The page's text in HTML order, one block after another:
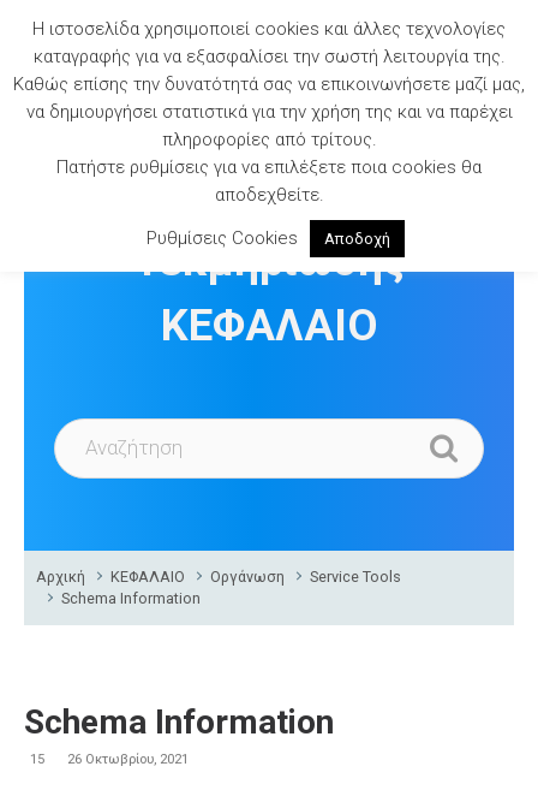
content
Βιβλιοθήκη
Τεκμηρίωσης
ΚΕΦΑΛΑΙΟ
Αρχική ΚΕΦΑΛΑΙΟ Οργάνωση
Service Tools
Schema Information
Schema Information
15 26 Οκτωβρίου, 2021
Η ιστοσελίδα χρησιμοποιεί cookies και άλλες τεχνολογίες
καταγραφής για να εξασφαλίσει την σωστή λειτουργία της.
Καθώς επίσης την δυνατότητά σας να επικοινωνήσετε μαζί μας,
να δημιουργήσει στατιστικά για την χρήση της και να παρέχει
πληροφορίες από τρίτους.
Πατήστε ρυθμίσεις για να επιλέξετε ποια cookies θα
αποδεχθείτε.
Ρυθμίσεις Cookies
Αποδοχή